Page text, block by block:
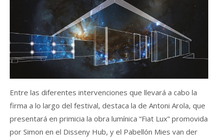
Entre las diferentes intervenciones que llevará a cabo la
firma a lo largo del festival, destaca la de Antoni Arola, que
presentará en primicia la obra lumínica “Fiat Lux” promovida
por Simon en el Disseny Hub, y el Pabellón Mies van der